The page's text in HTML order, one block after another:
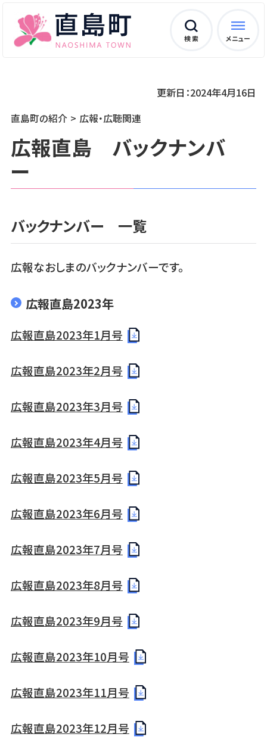
検 索 メニュー
直島町の紹介 広報・広聴関連
更新日：2024年4月16日
広報直島 バックナンバ
ー
バックナンバー 一覧
広報なおしまのバックナンバーです。
広報直島2023年
広報直島2023年1月号
広報直島2023年2月号
広報直島2023年3月号
広報直島2023年4月号
広報直島2023年5月号
広報直島2023年6月号
広報直島2023年7月号
広報直島2023年8月号
広報直島2023年9月号
広報直島2023年10月号
広報直島2023年11月号
広報直島2023年12月号